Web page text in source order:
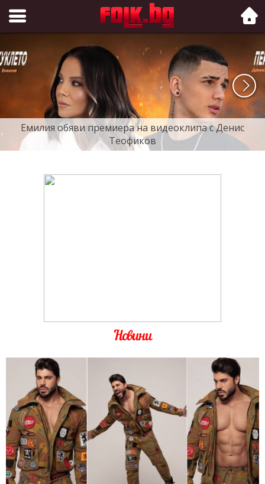
Folk.bg
Емилия обяви премиера на видеоклипа с Денис
Теофиков
Новини